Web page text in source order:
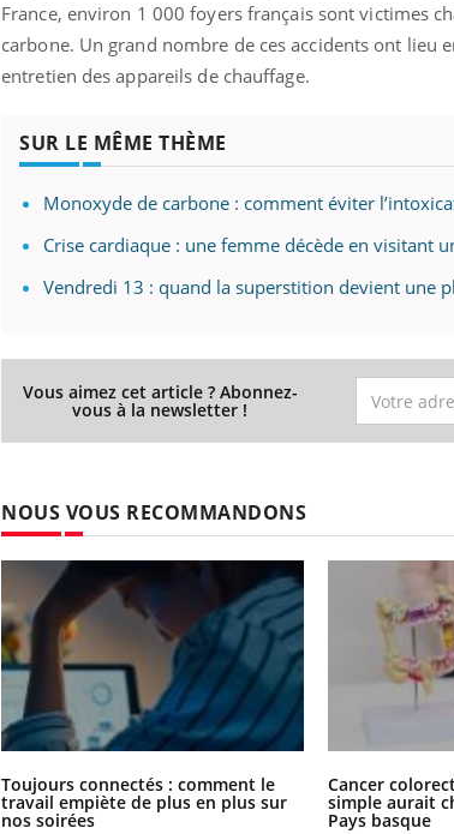
France, environ 1 000 foyers français sont victimes
carbone. Un grand nombre de ces accidents ont lieu
entretien des appareils de chauffage.
SUR LE MÊME THÈME
Monoxyde de carbone : comment éviter
Crise cardiaque : une femme décède en visitant
Vendredi 13 : quand la superstition devient une
Vous aimez cet article ? Abonnez-
vous à la newsletter !
NOUS VOUS RECOMMANDONS
Toujours connectés : comment le
travail empiète de plus en plus sur
nos soirées
Cancer
simple aurait
Pays basque